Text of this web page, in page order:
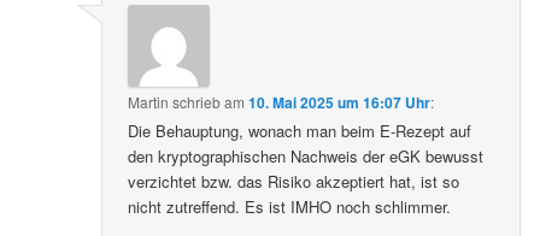
Martin schriebam10. Mai 2025 um 16:07 Uhr:
Die Behauptung, wonach man beim E-Rezept auf
den kryptographischen Nachweis der eGK bewusst
verzichtet bzw. das Risiko akzeptiert hat, ist so
nicht zutreffend. Es ist IMHO noch schlimmer.